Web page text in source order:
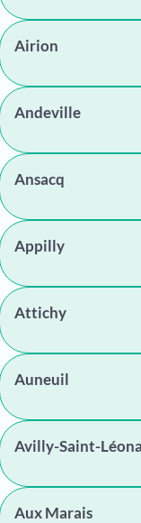
Airion
Andeville
Ansacq
Appilly
Attichy
Auneuil
Avilly-Saint-
Aux Marais